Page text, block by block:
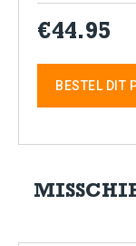
€44.95
BESTEL DIT